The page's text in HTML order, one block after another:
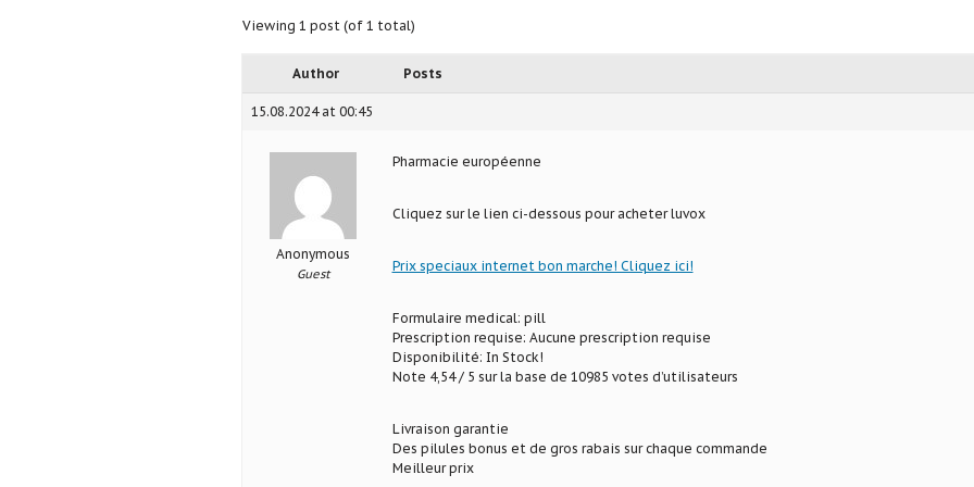
Viewing 1 post (of 1 total)
Author Posts
15.08.2024 at 00:45
Anonymous
Guest
Pharmacie européenne
Cliquez sur le lien ci-dessous pour acheter luvox
Prix speciaux internet bon marche! Cliquez ici!
Formulaire medical: pill
Prescription requise: Aucune prescription requise
Disponibilité: In Stock!
Note 4,54 / 5 sur la base de 10985 votes d’utilisateurs
Livraison garantie
Des pilules bonus et de gros rabais sur chaque commande
Meilleur prix